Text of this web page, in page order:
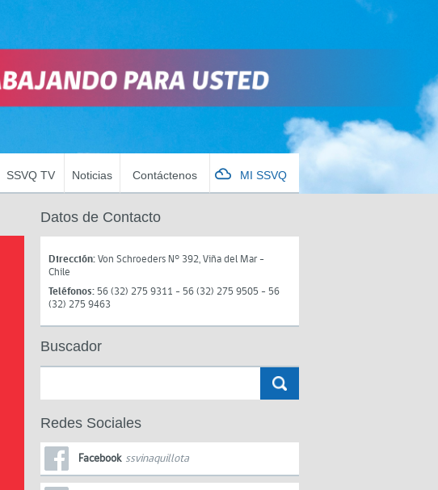
SSVQ TV Noticias Contáctenos MI SSVQ
Datos de Contacto
Dirección:Von Schroeders N° 392, Viña del Mar -
Chile
Teléfonos: 56 (32) 275 9311 - 56 (32) 275 9505 - 56
(32) 275 9463
Buscador
Redes Sociales
Facebook ssvinaquillota